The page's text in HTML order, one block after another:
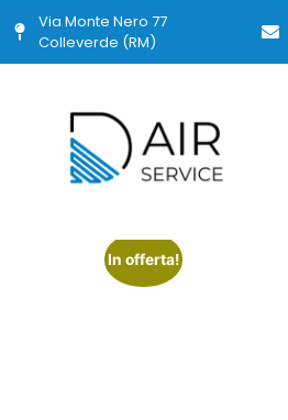
Via Monte Nero 77
Colleverde (RM)
In offerta!